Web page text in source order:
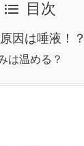
目次
因は唾液！？
は温める？